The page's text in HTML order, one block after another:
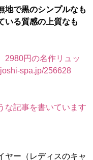
地で黒のシンプルなも
いる質感の上質なも
2980円の名作リュッ
spa.jp/256628
な記事を書いています
ヤー（レディスのキャ